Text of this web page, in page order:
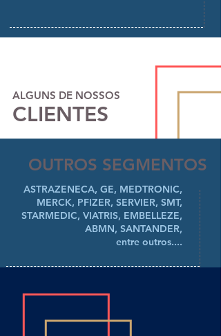
ALGUNS DE NOSSOS
CLIENTES
OUTROS SEGMENTOS
ASTRAZENECA, GE, MEDTRONIC,
MERCK, PFIZER, SERVIER, SMT,
STARMEDIC, VIATRIS, EMBELLEZE,
ABMN, SANTANDER,
entre outros....